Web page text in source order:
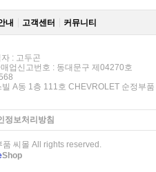
내 고객센터 커뮤니티
: 고두곤
업신고번호 : 동대문구 제04270호
A동 1층 111호 CHEVROLET 순정부품
정보처리방침
씨몰 All rights reserved.
Shop